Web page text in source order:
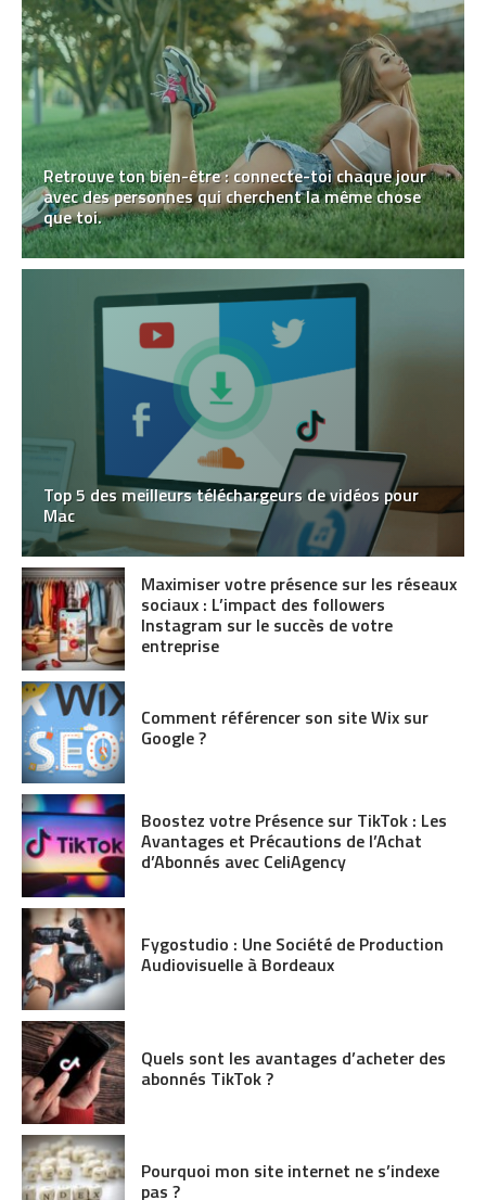
Retrouve ton bien-être : connecte-toi chaque jour
avec des personnes qui cherchent la même chose
que toi.
Top 5 des meilleurs téléchargeurs de vidéos pour
Mac
Maximiser votre présence sur les réseaux
sociaux : L’impact des followers
Instagram sur le succès de votre
entreprise
Comment référencer son site Wix sur
Google ?
Boostez votre Présence sur TikTok : Les
Avantages et Précautions de l’Achat
d’Abonnés avec CeliAgency
Fygostudio : Une Société de Production
Audiovisuelle à Bordeaux
Quels sont les avantages d’acheter des
abonnés TikTok ?
Pourquoi mon site internet ne s’indexe
pas ?